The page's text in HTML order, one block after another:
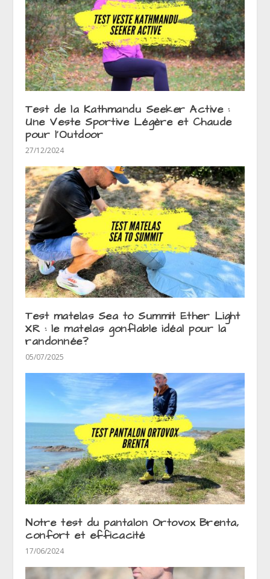
Test de la Kathmandu Seeker Active :
Une Veste Sportive Légère et Chaude
pour l’Outdoor
27/12/2024
Test matelas Sea to Summit Ether Light
XR : le matelas gonflable idéal pour la
randonnée?
05/07/2025
Notre test du pantalon Ortovox Brenta,
confort et efficacité
17/06/2024